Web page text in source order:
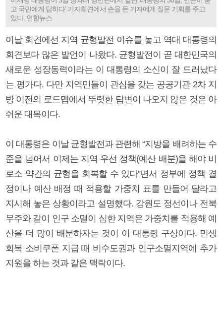
고 국민에게 답하다’ 기자회견에서 손을 든 기자에게 질문 기회를 주고
있다. 연합뉴스
이날 회견에선 지역 균형발전 이슈를 놓고 역대 대통령의
회견보다 많은 발언이 나왔다. 균형발전이 곧 대한민국의
새로운 성장동력이라는 이 대통령의 소신이 잘 드러났다
는 평가다. 다만 지역민들이 관심을 갖는 공공기관 2차 지
방 이전의 로드맵에서 뚜렷한 답변이 나오지 않은 것은 아
쉬운 대목이다.
이 대통령은 이날 균형발전과 관련해 “지방을 배려하는 수
준을 넘어서 이제는 지역 우선 정책(예산 배분)을 해야 비
로소 약간의 균형을 회복할 수 있다”면서 정부에 정책 결
정이나 예산 배정 때 적용할 가중치 표를 만들어 달라고
지시해 놓은 상황이라고 설명했다. 강원도 정선이나 전북
무주와 같이 인구 소멸이 심한 지역은 가중치를 적용해 예
산을 더 많이 배분하자는 것이 이 대통령 구상이다. 민생
회복 소비쿠폰 지급 때 비수도권과 인구소멸지역에 추가
지원을 하는 것과 같은 맥락이다.